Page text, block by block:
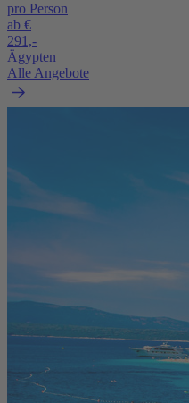
pro Person
ab €
291,-
Ägypten
Alle Angebote